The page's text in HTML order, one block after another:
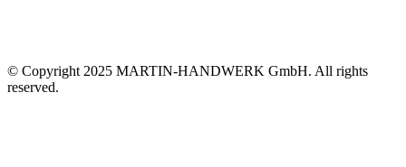
© Copyright 2025 MARTIN-HANDWERK GmbH. All rights
reserved.